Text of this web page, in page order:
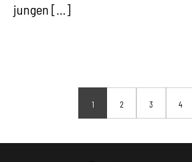
jungen […]
1 2 3 4